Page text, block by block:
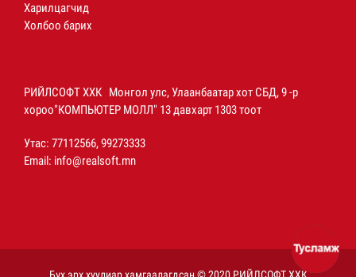
Харилцагчид
Холбоо барих
РИЙЛСОФТ ХХК Монгол улс, Улаанбаатар хот СБД, 9 -р
хороо"КОМПЬЮТЕР МОЛЛ" 13 давхарт 1303 тоот
Утас: 77112566, 99273333
Email: info@realsoft.mn